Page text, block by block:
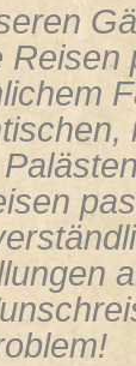
Reisen